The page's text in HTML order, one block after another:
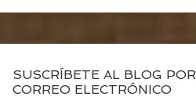
SUSCRÍBETE AL BLOG POR
CORREO ELECTRÓNICO